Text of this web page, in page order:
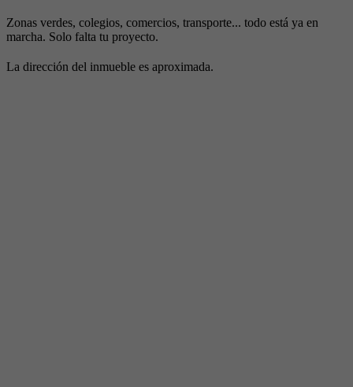
Zonas verdes, colegios, comercios, transporte... todo está ya en
marcha. Solo falta tu proyecto.
La dirección del inmueble es aproximada.